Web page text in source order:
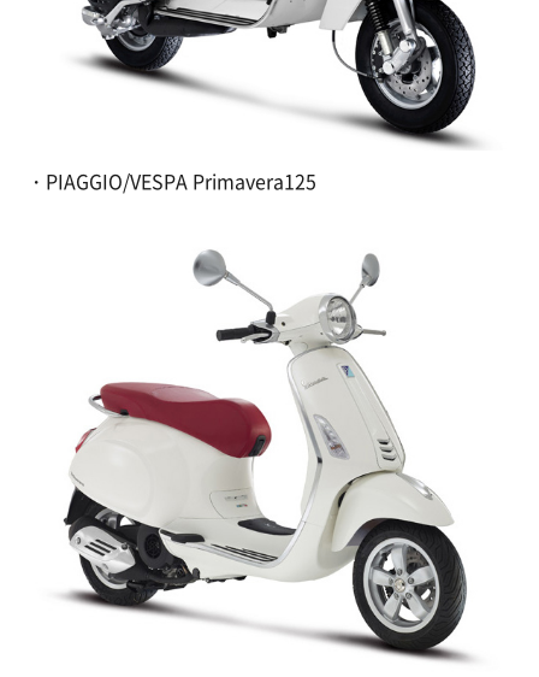
・PIAGGIO/VESPA Primavera125